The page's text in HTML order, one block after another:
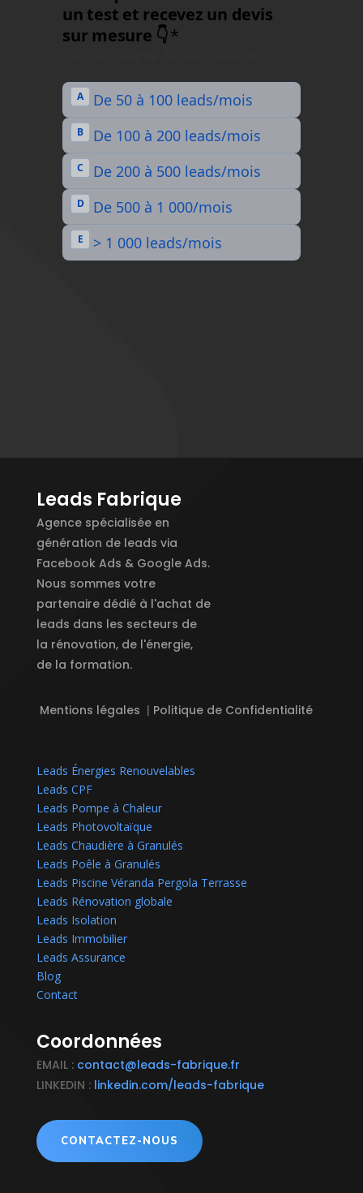
Leads Fabrique
Agence spécialisée en
génération de leads via
Facebook Ads & Google Ads.
Nous sommes votre
partenaire dédié à l'achat de
leads dans les secteurs de
la rénovation, de l'énergie,
de la formation.
Mentions légales | Politique de Confidentialité
Leads Énergies Renouvelables
Leads CPF
Leads Pompe à Chaleur
Leads Photovoltaïque
Leads Chaudière à Granulés
Leads Poêle à Granulés
Leads Piscine Véranda Pergola Terrasse
Leads Rénovation globale
Leads Isolation
Leads Immobilier
Leads Assurance
Blog
Contact
Coordonnées
EMAIL : contact@leads-fabrique.fr
LINKEDIN : linkedin.com/leads-fabrique
CONTACTEZ-NOUS